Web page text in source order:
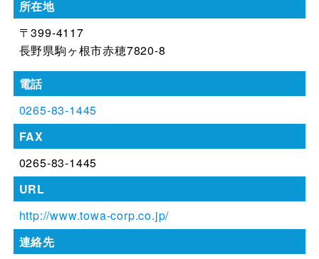
所在地
〒399-4117
長野県駒ヶ根市赤穂7820-8
電話
0265-83-1445
FAX
0265-83-1445
URL
http://www.towa-corp.co.jp/
連絡先